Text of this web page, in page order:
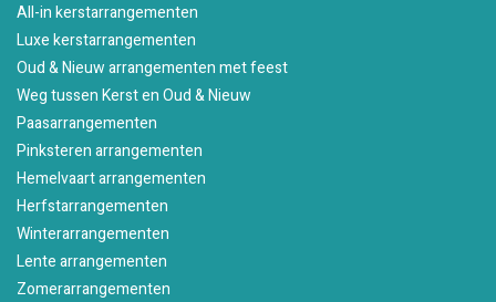
All-in kerstarrangementen
Luxe kerstarrangementen
Oud & Nieuw arrangementen met feest
Weg tussen Kerst en Oud & Nieuw
Paasarrangementen
Pinksteren arrangementen
Hemelvaart arrangementen
Herfstarrangementen
Winterarrangementen
Lente arrangementen
Zomerarrangementen